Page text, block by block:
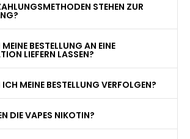
STEHEN ZUR
BESTELLUNG AN EINE
LIEFERN LASSEN?
MEINE BESTELLUNG VERFOLGEN?
DIE VAPES NIKOTIN?